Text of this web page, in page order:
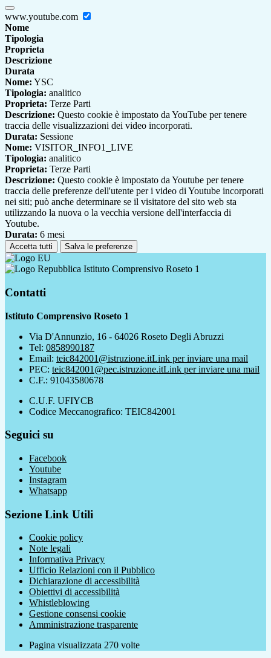
www.youtube.com
Nome
Tipologia
Proprieta
Descrizione
Durata
Nome: YSC
Tipologia: analitico
Proprieta: Terze Parti
Descrizione: Questo cookie è impostato da YouTube per tenere
traccia delle visualizzazioni dei video incorporati.
Durata: Sessione
Nome: VISITOR_INFO1_LIVE
Tipologia: analitico
Proprieta: Terze Parti
Descrizione: Questo cookie è impostato da Youtube per tenere
traccia delle preferenze dell'utente per i video di Youtube incorporati
nei siti; può anche determinare se il visitatore del sito web sta
utilizzando la nuova o la vecchia versione dell'interfaccia di
Youtube.
Durata: 6 mesi
Accetta tutti Salva le preferenze
Istituto Comprensivo Roseto 1
Contatti
Istituto Comprensivo Roseto 1
Via D'Annunzio, 16 - 64026 Roseto Degli Abruzzi
Tel: 0858990187
Email: teic842001@istruzione.itLink per inviare una mail
PEC: teic842001@pec.istruzione.itLink per inviare una mail
C.F.: 91043580678
C.U.F. UFIYCB
Codice Meccanografico: TEIC842001
Seguici su
Facebook
Youtube
Instagram
Whatsapp
Sezione Link Utili
Cookie policy
Note legali
Informativa Privacy
Ufficio Relazioni con il Pubblico
Dichiarazione di accessibilità
Obiettivi di accessibilità
Whistleblowing
Gestione consensi cookie
Amministrazione trasparente
Pagina visualizzata 270 volte